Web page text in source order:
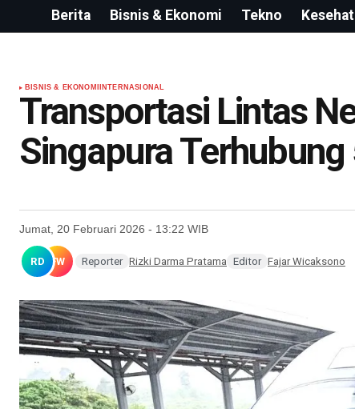
Berita Bisnis & Ekonomi Tekno
BISNIS & EKONOMI INTERNASIONAL
Transportasi Lintas
Singapura
Jumat, 20 Februari 2026 - 13:22 WIB
RD FW Reporter Rizki Darma Pratama Editor Fajar Wicaksono